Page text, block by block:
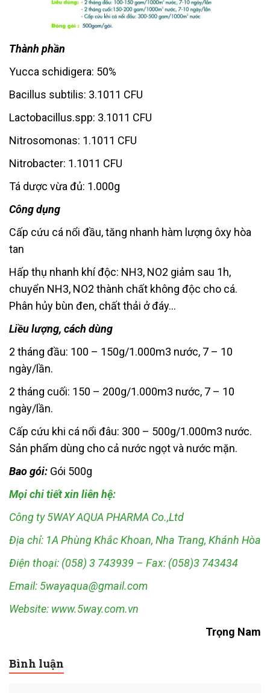
Thành phần
Yucca schidigera: 50%
Bacillus subtilis: 3.1011 CFU
Lactobacillus.spp: 3.1011 CFU
Nitrosomonas: 1.1011 CFU
Nitrobacter: 1.1011 CFU
Tá dược vừa đủ: 1.000g
Công dụng
Cấp cứu cá nổi đầu, tăng nhanh hàm lượng ôxy hòa
tan
Hấp thụ nhanh khí độc: NH3, NO2 giảm sau 1h,
chuyển NH3, NO2 thành chất không độc cho cá.
Phân hủy bùn đen, chất thải ở đáy…
Liều lượng, cách dùng
2 tháng đầu: 100 – 150g/1.000m3 nước, 7 – 10
ngày/lần.
2 tháng cuối: 150 – 200g/1.000m3 nước, 7 – 10
ngày/lần.
Cấp cứu khi cá nổi đâu: 300 – 500g/1.000m3 nước.
Sản phẩm dùng cho cả nước ngọt và nước mặn.
Bao gói: Gói 500g
Mọi chi tiết xin liên hệ:
Công ty 5WAY AQUA PHARMA Co.,Ltd
Địa chỉ: 1A Phùng Khắc Khoan, Nha Trang, Khánh Hòa
Điện thoại: (058) 3 743939 – Fax: (058)3 743434
Email: 5wayaqua@gmail.com
Website: www.5way.com.vn
Trọng Nam
Bình luận